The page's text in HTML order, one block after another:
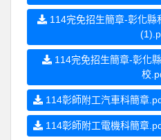
114完免招生簡章-彰化縣
114完免招生簡章-彰化
校
114彰師附工汽車科簡章
114彰師附工電機科簡章